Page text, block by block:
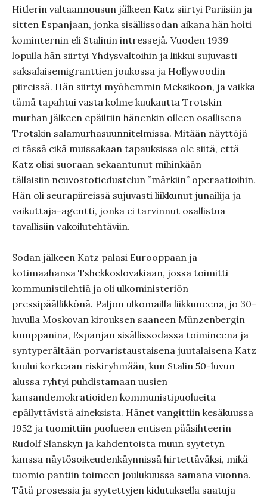
Hitlerin valtaannousun jälkeen Katz siirtyi Pariisiin ja
sitten Espanjaan, jonka sisällissodan aikana hän hoiti
kominternin eli Stalinin intressejä. Vuoden 1939
lopulla hän siirtyi Yhdysvaltoihin ja liikkui sujuvasti
saksalaisemigranttien joukossa ja Hollywoodin
piireissä. Hän siirtyi myöhemmin Meksikoon, ja vaikka
tämä tapahtui vasta kolme kuukautta Trotskin
murhan jälkeen epäiltiin hänenkin olleen osallisena
Trotskin salamurhasuunnitelmissa. Mitään näyttöjä
ei tässä eikä muissakaan tapauksissa ole siitä, että
Katz olisi suoraan sekaantunut mihinkään
tällaisiin neuvostotiedustelun ”märkiin” operaatioihin.
Hän oli seurapiireissä sujuvasti liikkunut junailija ja
vaikuttaja-agentti, jonka ei tarvinnut osallistua
tavallisiin vakoilutehtäviin.
Sodan jälkeen Katz palasi Eurooppaan ja
kotimaahansa Tshekkoslovakiaan, jossa toimitti
kommunistilehtiä ja oli ulkoministeriön
pressipäällikkönä. Paljon ulkomailla liikkuneena, jo 30-
luvulla Moskovan kirouksen saaneen Münzenbergin
kumppanina, Espanjan sisällissodassa toimineena ja
syntyperältään porvaristaustaisena juutalaisena Katz
kuului korkeaan riskiryhmään, kun Stalin 50-luvun
alussa ryhtyi puhdistamaan uusien
kansandemokratioiden kommunistipuolueita
epäilyttävistä aineksista. Hänet vangittiin kesäkuussa
1952 ja tuomittiin puolueen entisen pääsihteerin
Rudolf Slanskyn ja kahdentoista muun syytetyn
kanssa näytösoikeudenkäynnissä hirtettäväksi, mikä
tuomio pantiin toimeen joulukuussa samana vuonna.
Tätä prosessia ja syytettyjen kidutuksella saatuja